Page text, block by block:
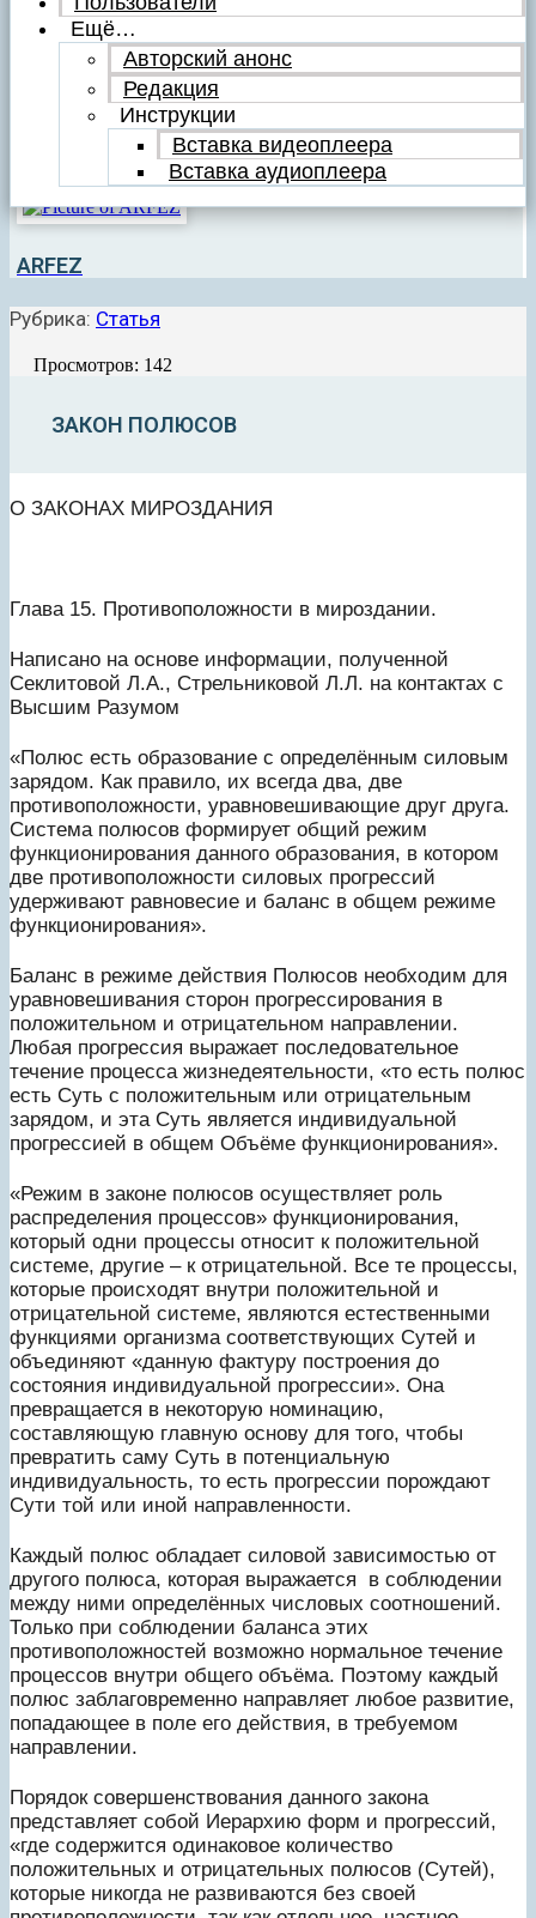
Ещё…
Авторский анонс
Редакция
Инструкции
Вставка видеоплеера
Вставка аудиоплеера
ARFEZ
Рубрика: Статья
Просмотров: 142
ЗАКОН ПОЛЮСОВ
О ЗАКОНАХ МИРОЗДАНИЯ
Глава 15. Противоположности в мироздании.
Написано на основе информации, полученной
Секлитовой Л.А., Стрельниковой Л.Л. на контактах с
Высшим Разумом
«Полюс есть образование с определённым силовым
зарядом. Как правило, их всегда два, две
противоположности, уравновешивающие друг друга.
Система полюсов формирует общий режим
функционирования данного образования, в котором
две противоположности силовых прогрессий
удерживают равновесие и баланс в общем режиме
функционирования».
Баланс в режиме действия Полюсов необходим для
уравновешивания сторон прогрессирования в
положительном и отрицательном направлении.
Любая прогрессия выражает последовательное
течение процесса жизнедеятельности, «то есть полюс
есть Суть с положительным или отрицательным
зарядом, и эта Суть является индивидуальной
прогрессией в общем Объёме функционирования».
«Режим в законе полюсов осуществляет роль
распределения процессов» функционирования,
который одни процессы относит к положительной
системе, другие – к отрицательной. Все те процессы,
которые происходят внутри положительной и
отрицательной системе, являются естественными
функциями организма соответствующих Сутей и
объединяют «данную фактуру построения до
состояния индивидуальной прогрессии». Она
превращается в некоторую номинацию,
составляющую главную основу для того, чтобы
превратить саму Суть в потенциальную
индивидуальность, то есть прогрессии порождают
Сути той или иной направленности.
Каждый полюс обладает силовой зависимостью от
другого полюса, которая выражается в соблюдении
между ними определённых числовых соотношений.
Только при соблюдении баланса этих
противоположностей возможно нормальное течение
процессов внутри общего объёма. Поэтому каждый
полюс заблаговременно направляет любое развитие,
попадающее в поле его действия, в требуемом
направлении.
Порядок совершенствования данного закона
представляет собой Иерархию форм и прогрессий,
«где содержится одинаковое количество
положительных и отрицательных полюсов (Сутей),
которые никогда не развиваются без своей